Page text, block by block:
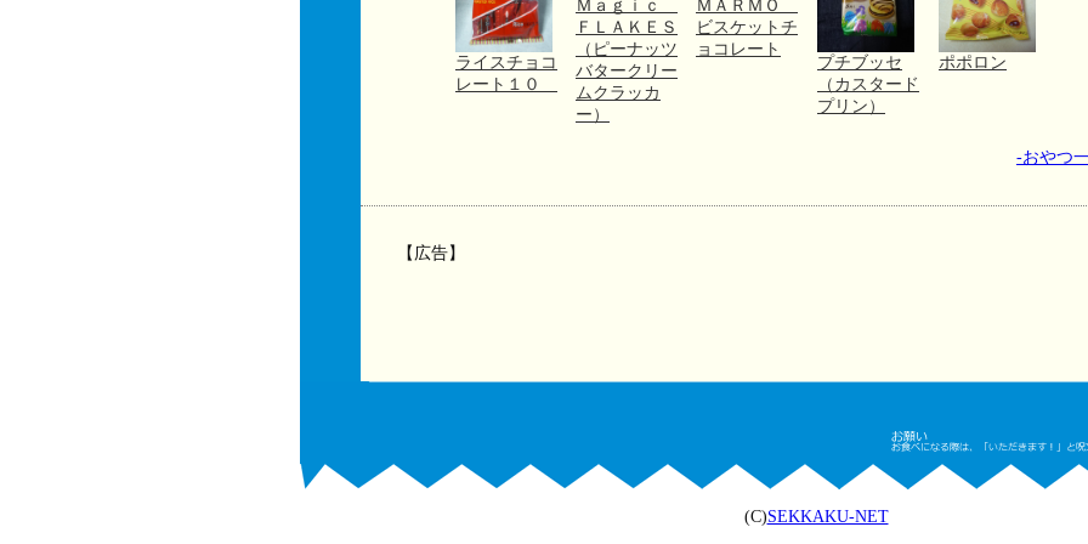
ライスチョコ
レート１０
Ｍａｇｉｃ
ＦＬＡＫＥＳ
（ピーナッツ
バタークリー
ムクラッカ
ー）
ＭＡＲＭＯ
ビスケットチ
ョコレート
プチブッセ
（カスタード
プリン）
ポポロン
-おやつ
【広告】
(C)SEKKAKU-NET